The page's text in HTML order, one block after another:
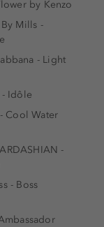
by Kenzo
Mills -
- Light
- Idôle
Cool Water
-
- Boss